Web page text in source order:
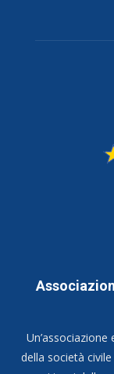
della società